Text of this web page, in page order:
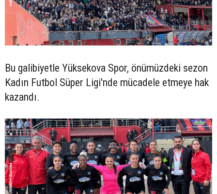
Bu galibiyetle Yüksekova Spor, önümüzdeki sezon
Kadın Futbol Süper Ligi'nde mücadele etmeye hak
kazandı.